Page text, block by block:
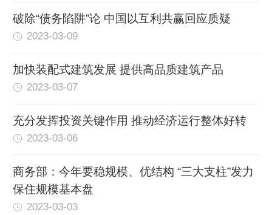
破除“债务陷阱”论 中国以互利共赢回应质疑
2023-03-09
加快装配式建筑发展 提供高品质建筑产品
2023-03-07
充分发挥投资关键作用 推动经济运行整体好转
2023-03-06
商务部：今年要稳规模、优结构 “三大支柱”发力
保住规模基本盘
2023-03-03